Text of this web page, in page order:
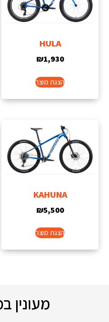
HULA
₪1,930
הצגת מוצר
KAHUNA
₪5,500
הצגת מוצר
מעונין